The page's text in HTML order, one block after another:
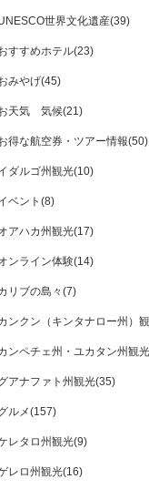
世界文化遺産(39)
すすめホテル(23)
みやげ(45)
天気 気候(21)
得な航空券・ツアー情報(50)
ダルゴ州観光(10)
ベント(8)
アハカ州観光(17)
ンライン体験(14)
リブの島々(7)
ンペチェ州・ユカタン州観
アナファト州観光(35)
ルメ(157)
レタロ州観光(9)
レロ州観光(16)